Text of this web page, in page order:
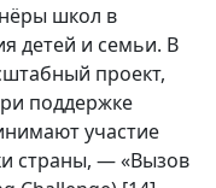
школ в
детей и семьи. В
проект,
поддержке
участие
страны, — «Вызов